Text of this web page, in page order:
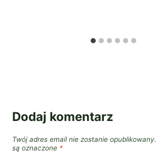
Dodaj komentarz
Twój adres email nie zostanie opublikowany.
są oznaczone *